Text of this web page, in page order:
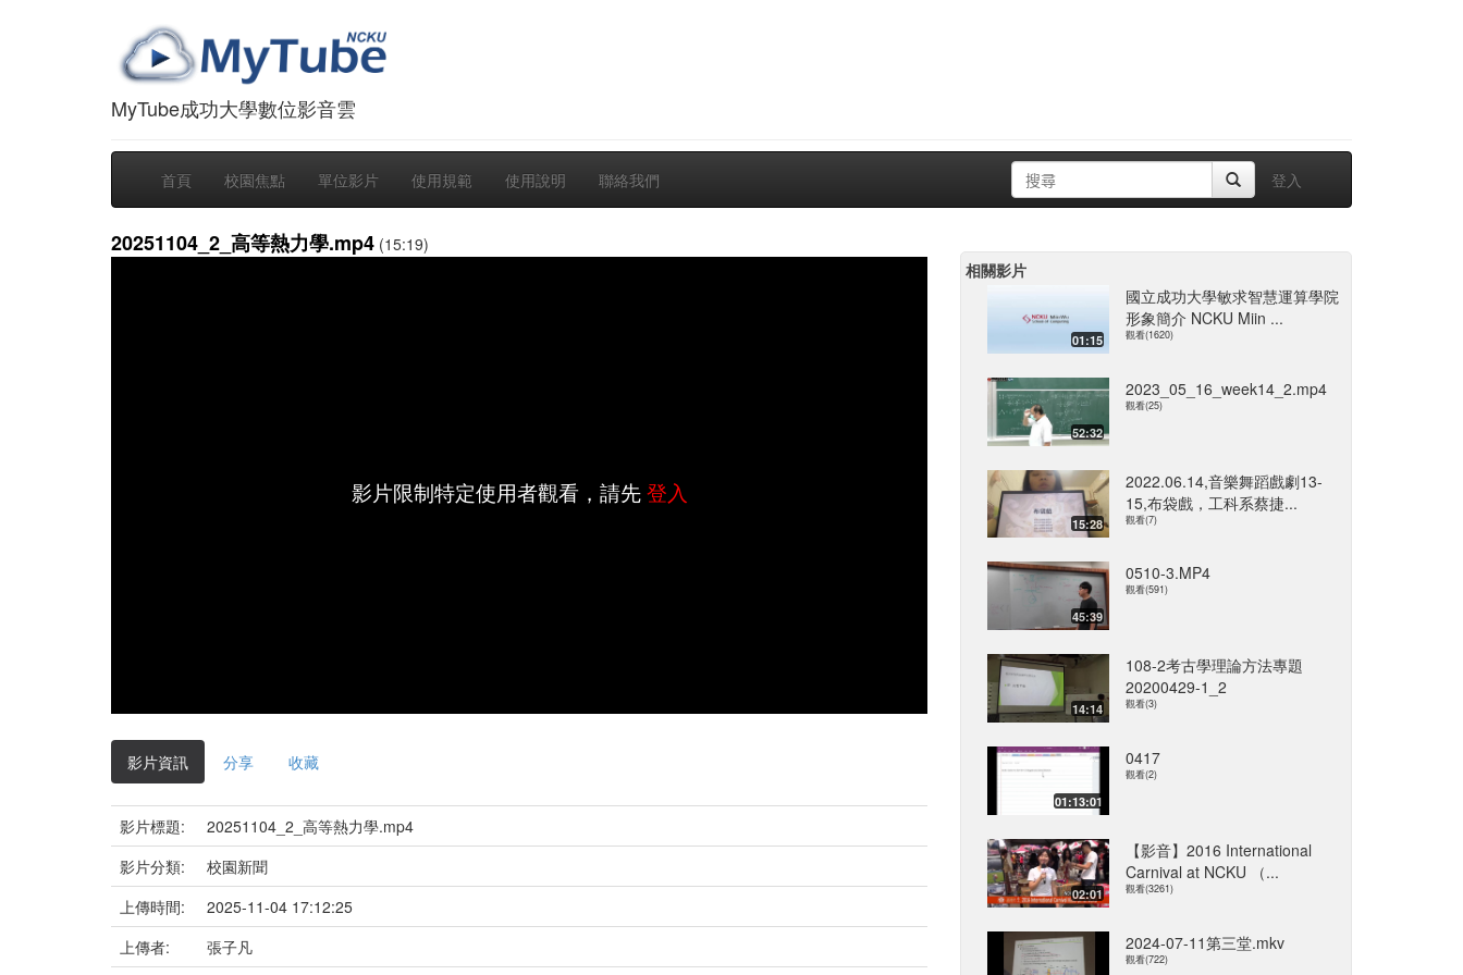
MyTube成功大學數位影音雲
首頁 校園焦點 單位影片 使用規範 使用說明 聯絡我們 登入
20251104_2_高等熱力學.mp4 (15:19)
影片限制特定使用者觀看，請先登入
影片資訊 分享 收藏
影片標題:
20251104_2_高等熱力學.mp4
影片分類:
校園新聞
上傳時間:
2025-11-04 17:12:25
上傳者:
張子凡
相關影片
01:15
國立成功大學敏求智慧運算學院
形象簡介 NCKU Miin ...
觀看(1620)
52:32
2023_05_16_week14_2.mp4
觀看(25)
15:28
2022.06.14,音樂舞蹈戲劇13-
15,布袋戲，工科系蔡捷...
觀看(7)
45:39
0510-3.MP4
觀看(591)
14:14
108-2考古學理論方法專題
20200429-1_2
觀看(3)
01:13:01
0417
觀看(2)
02:01
【影音】2016 International
Carnival at NCKU （...
觀看(3261)
2024-07-11第三堂.mkv
觀看(722)